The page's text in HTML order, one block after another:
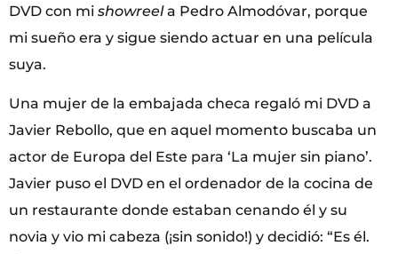
DVD con mi showreela Pedro Almodóvar, porque
mi sueño era y sigue siendo actuar en una película
suya.
Una mujer de la embajada checa regaló mi DVD a
Javier Rebollo, que en aquel momento buscaba un
actor de Europa del Este para ‘La mujer sin piano’.
Javier puso el DVD en el ordenador de la cocina de
un restaurante donde estaban cenando él y su
novia y vio mi cabeza (¡sin sonido!) y decidió: “Es él.